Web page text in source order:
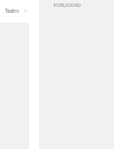
Teatro Feria de Editores